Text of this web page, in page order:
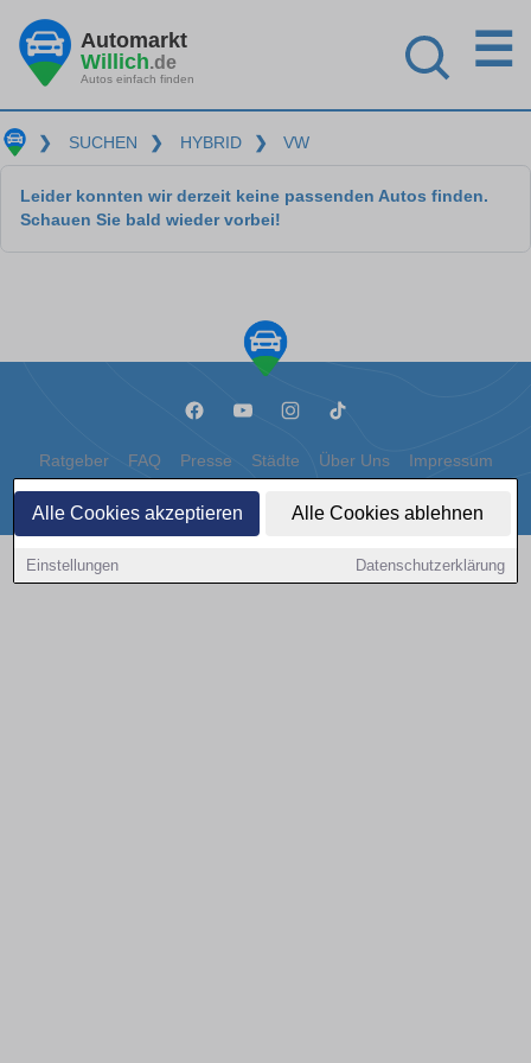
Alle Cookies akzeptieren Alle Cookies ablehnen
Einstellungen Datenschutzerklärung
Automarkt
Willich.de
Autos einfach finden
☰
❯ SUCHEN ❯ HYBRID ❯ VW
Leider konnten wir derzeit keine passenden Autos finden.
Schauen Sie bald wieder vorbei!
Ratgeber FAQ Presse Städte Über Uns Impressum
Datenschutz Cookies
Copyright © 2000 - 2026 | 1A Infosysteme GmbH | Content by: 1a-sites-autos